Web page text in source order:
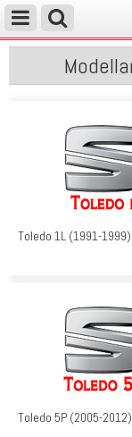
Toledo 1L (1991-1999)
Toledo 5P (2005-2012)